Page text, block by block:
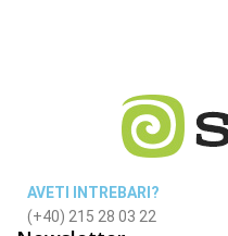
AVETI INTREBARI?
(+40) 215 28 03 22